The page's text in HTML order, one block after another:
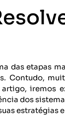
das etapas
Contudo,
iremos
dos
estratégias